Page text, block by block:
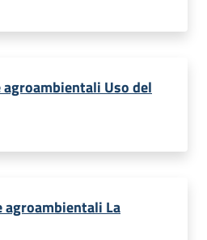
agroambientali Uso del
agroambientali La